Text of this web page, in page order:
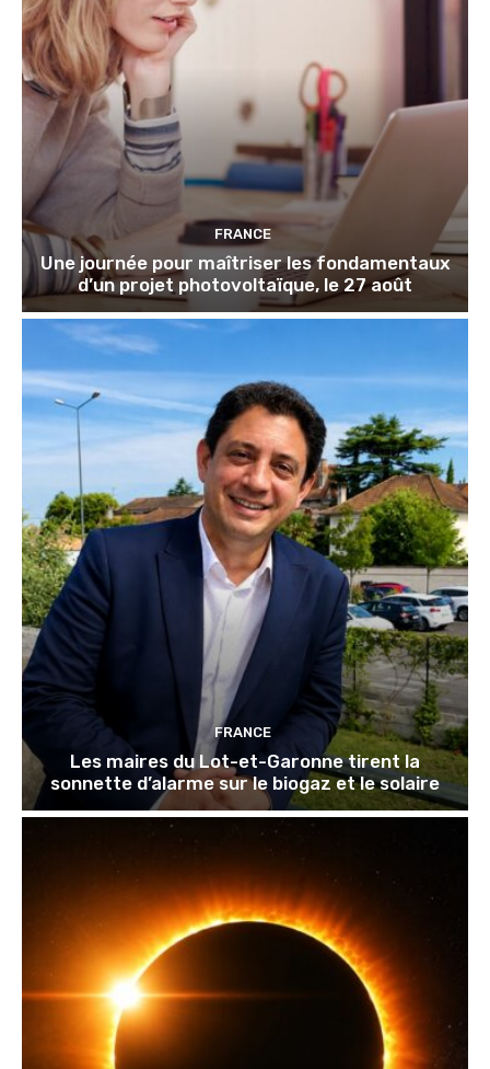
FRANCE
Une journée pour maîtriser les fondamentaux
d’un projet photovoltaïque, le 27 août
FRANCE
Les maires du Lot-et-Garonne tirent la
sonnette d’alarme sur le biogaz et le solaire